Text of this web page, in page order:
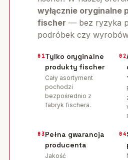
wyłącznie oryginalne
fischer — bez ryzyka
podróbek czy
01Tylko oryginalne
produkty fischer
Cały asortyment
pochodzi
bezpośrednio z
fabryk fischera.
02
03Pełna gwarancja
producenta
Jakość
04